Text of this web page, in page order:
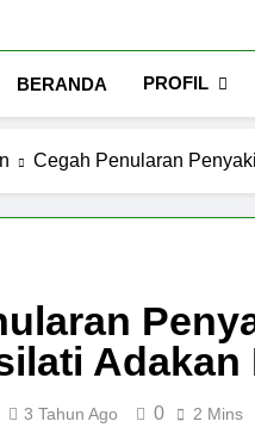
BERANDA PROFIL
Cegah Penularan
Adakan
3 Tahun Ago 0 2 Mins